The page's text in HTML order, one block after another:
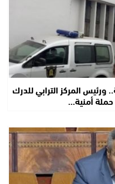
المركز الترابي للدرك
أمنية…